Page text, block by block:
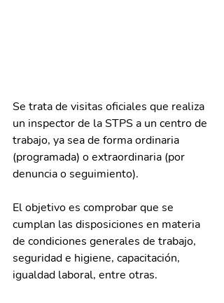
Se trata de visitas oficiales que realiza
un inspector de la STPS a un centro de
trabajo, ya sea de forma ordinaria
(programada) o extraordinaria (por
denuncia o seguimiento).
El objetivo es comprobar que se
cumplan las disposiciones en materia
de condiciones generales de trabajo,
seguridad e higiene, capacitación,
igualdad laboral, entre otras.